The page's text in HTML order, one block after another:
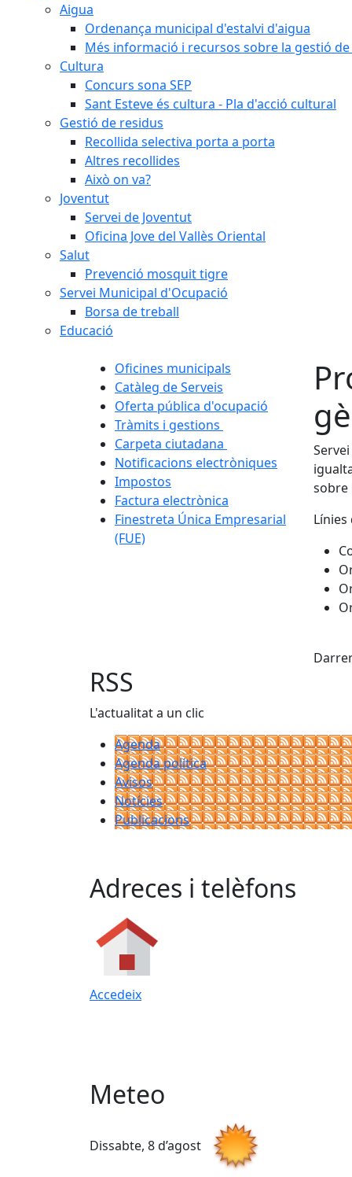
Aigua
Ordenança municipal d'estalvi d'aigua
Més informació i recursos sobre la gestió
Cultura
Concurs sona SEP
Sant Esteve és cultura - Pla d'acció cultural
Gestió de residus
Recollida selectiva porta a porta
Altres recollides
Això on va?
Joventut
Servei de Joventut
Oficina Jove del Vallès Oriental
Salut
Prevenció mosquit tigre
Servei Municipal d'Ocupació
Borsa de treball
Educació
Oficines municipals
Catàleg de Serveis
Oferta pública d'ocupació
Tràmits i gestions
Carpeta ciutadana
Notificacions electròniques
Impostos
Factura electrònica
Finestreta Única Empresarial
(FUE)
sobre
Línies
RSS
L'actualitat a un clic
Agenda
Agenda política
Avisos
Notícies
Publicacions
Adreces i telèfons
Accedeix
Meteo
Dissabte, 8 d’agost